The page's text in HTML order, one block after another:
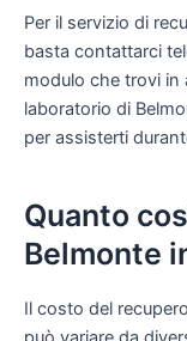
Per il servizio di
basta contattarci
modulo che trovi in
laboratorio di
per assisterti
Quanto
Belmonte
Il costo del